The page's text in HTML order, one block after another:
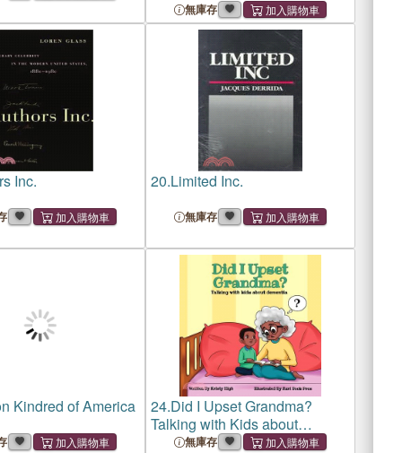
無庫存
Inc. 20.Limited Inc.
無庫存
Kindred of America 24.Did I Upset Grandma?
Talking with Kids about
Dementia
無庫存